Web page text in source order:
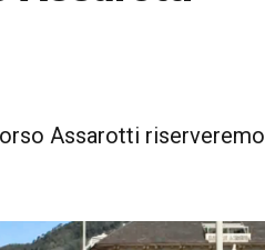
Assarotti riserveremo